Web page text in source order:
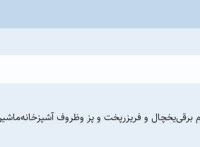
برقییخچال و فریزرپخت و پز وظروف آشپزخانه